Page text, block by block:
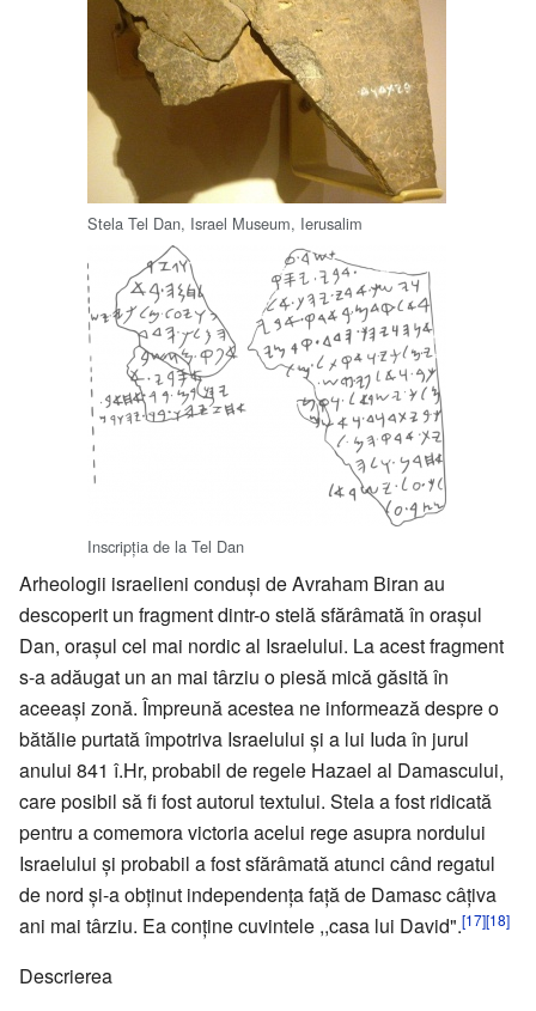
Stela Tel Dan, Israel Museum, Ierusalim
Inscripţia de la Tel Dan
Arheologii israelieni conduşi de Avraham Biran au
descoperit un fragment dintr-o stelă sfărâmată în oraşul
Dan, oraşul cel mai nordic al Israelului. La acest fragment
s-a adăugat un an mai târziu o piesă mică găsită în
aceeaşi zonă. Împreună acestea ne informează despre o
bătălie purtată împotriva Israelului şi a lui Iuda în jurul
anului 841 î.Hr, probabil de regele Hazael al Damascului,
care posibil să fi fost autorul textului. Stela a fost ridicată
pentru a comemora victoria acelui rege asupra nordului
Israelului şi probabil a fost sfărâmată atunci când regatul
de nord şi-a obţinut independenţa faţă de Damasc câţiva
ani mai târziu. Ea conţine cuvintele ,,casa lui David".[17][18]
Descrierea